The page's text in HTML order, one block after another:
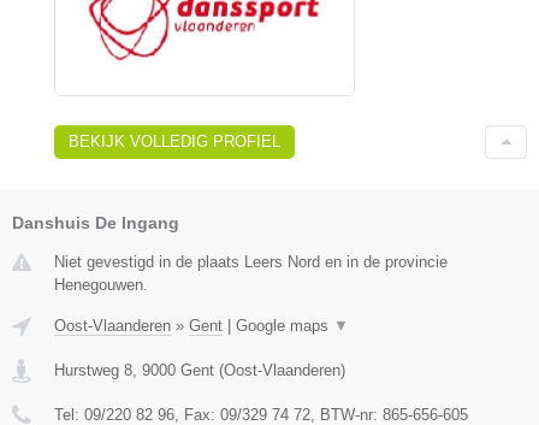
BEKIJK VOLLEDIG PROFIEL
Danshuis De Ingang
Niet gevestigd in de plaats Leers Nord en in de provincie
Henegouwen.
Oost-Vlaanderen » Gent Google maps ▼
Hurstweg 8 9000 Gent (Oost-Vlaanderen)
Tel: 09/220 82 96 , Fax: 09/329 74 72 , BTW-nr: 865-656-605